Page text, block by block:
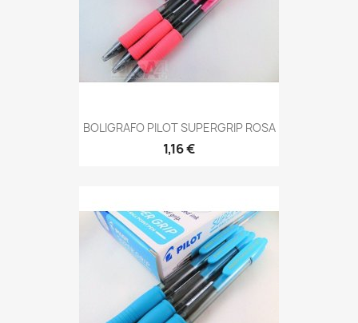
BOLIGRAFO PILOT SUPERGRIP ROSA
1,16 €